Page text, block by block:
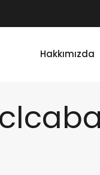
Hakkımızda